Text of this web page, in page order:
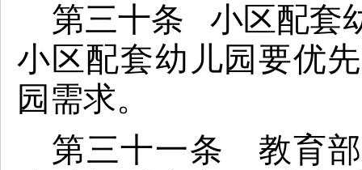
第三十条 小区配套
小区配套幼儿园要优
园需求。
第三十一条 教育部